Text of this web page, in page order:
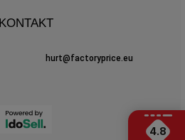
KONTAKT
hurt@factoryprice.eu
4.8